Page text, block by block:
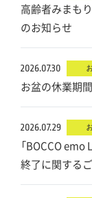
高齢者みまも
のお知らせ
2026.07.30
お盆の休業期
2026.07.29
「BOCCO
終了に関する